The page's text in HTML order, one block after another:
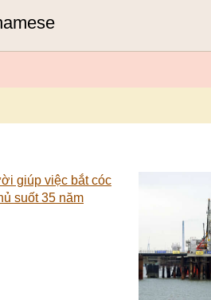
giúp việc bắt cóc
suốt 35 năm